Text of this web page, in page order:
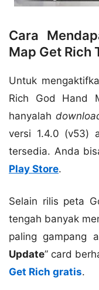
Cara
Map Get Rich
Untuk
Rich God Hand
hanyalah
versi 1.4.0 (v53)
tersedia. Anda
Play Store.
Selain rilis peta
tengah banyak
paling gampang
Update” card
Get Rich gratis.